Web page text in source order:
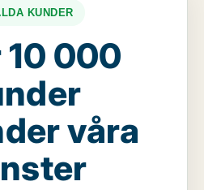
KUNDER
10 000
våra